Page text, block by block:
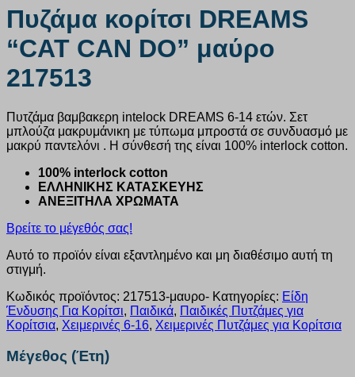
Πυζάμα κορίτσι DREAMS
“CAT CAN DO” μαύρο
217513
Πυτζάμα βαμβακερη intelock DREAMS 6-14 ετών. Σετ
μπλούζα μακρυμάνικη με τύπωμα μπροστά σε συνδυασμό με
μακρύ παντελόνι . Η σύνθεσή της είναι 100% interlock cotton.
100% interlock cotton
ΕΛΛΗΝΙΚΗΣ ΚΑΤΑΣΚΕΥΗΣ
ΑΝΕΞΙΤΗΛΑ ΧΡΩΜΑΤΑ
Βρείτε το μέγεθός σας!
Αυτό το προϊόν είναι εξαντλημένο και μη διαθέσιμο αυτή τη
στιγμή.
Κωδικός προϊόντος: 217513-μαυρο- Κατηγορίες: Είδη
Ένδυσης Για Κορίτσι, Παιδικά, Παιδικές Πυτζάμες για
Κορίτσια, Χειμερινές 6-16, Χειμερινές Πυτζάμες για Κορίτσια
Μέγεθος (Έτη)